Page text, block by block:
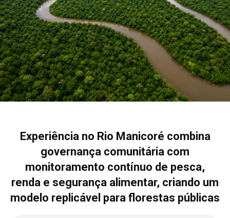
Experiência no Rio Manicoré combina
governança comunitária com
monitoramento contínuo de pesca,
renda e segurança alimentar, criando um
modelo replicável para florestas públicas